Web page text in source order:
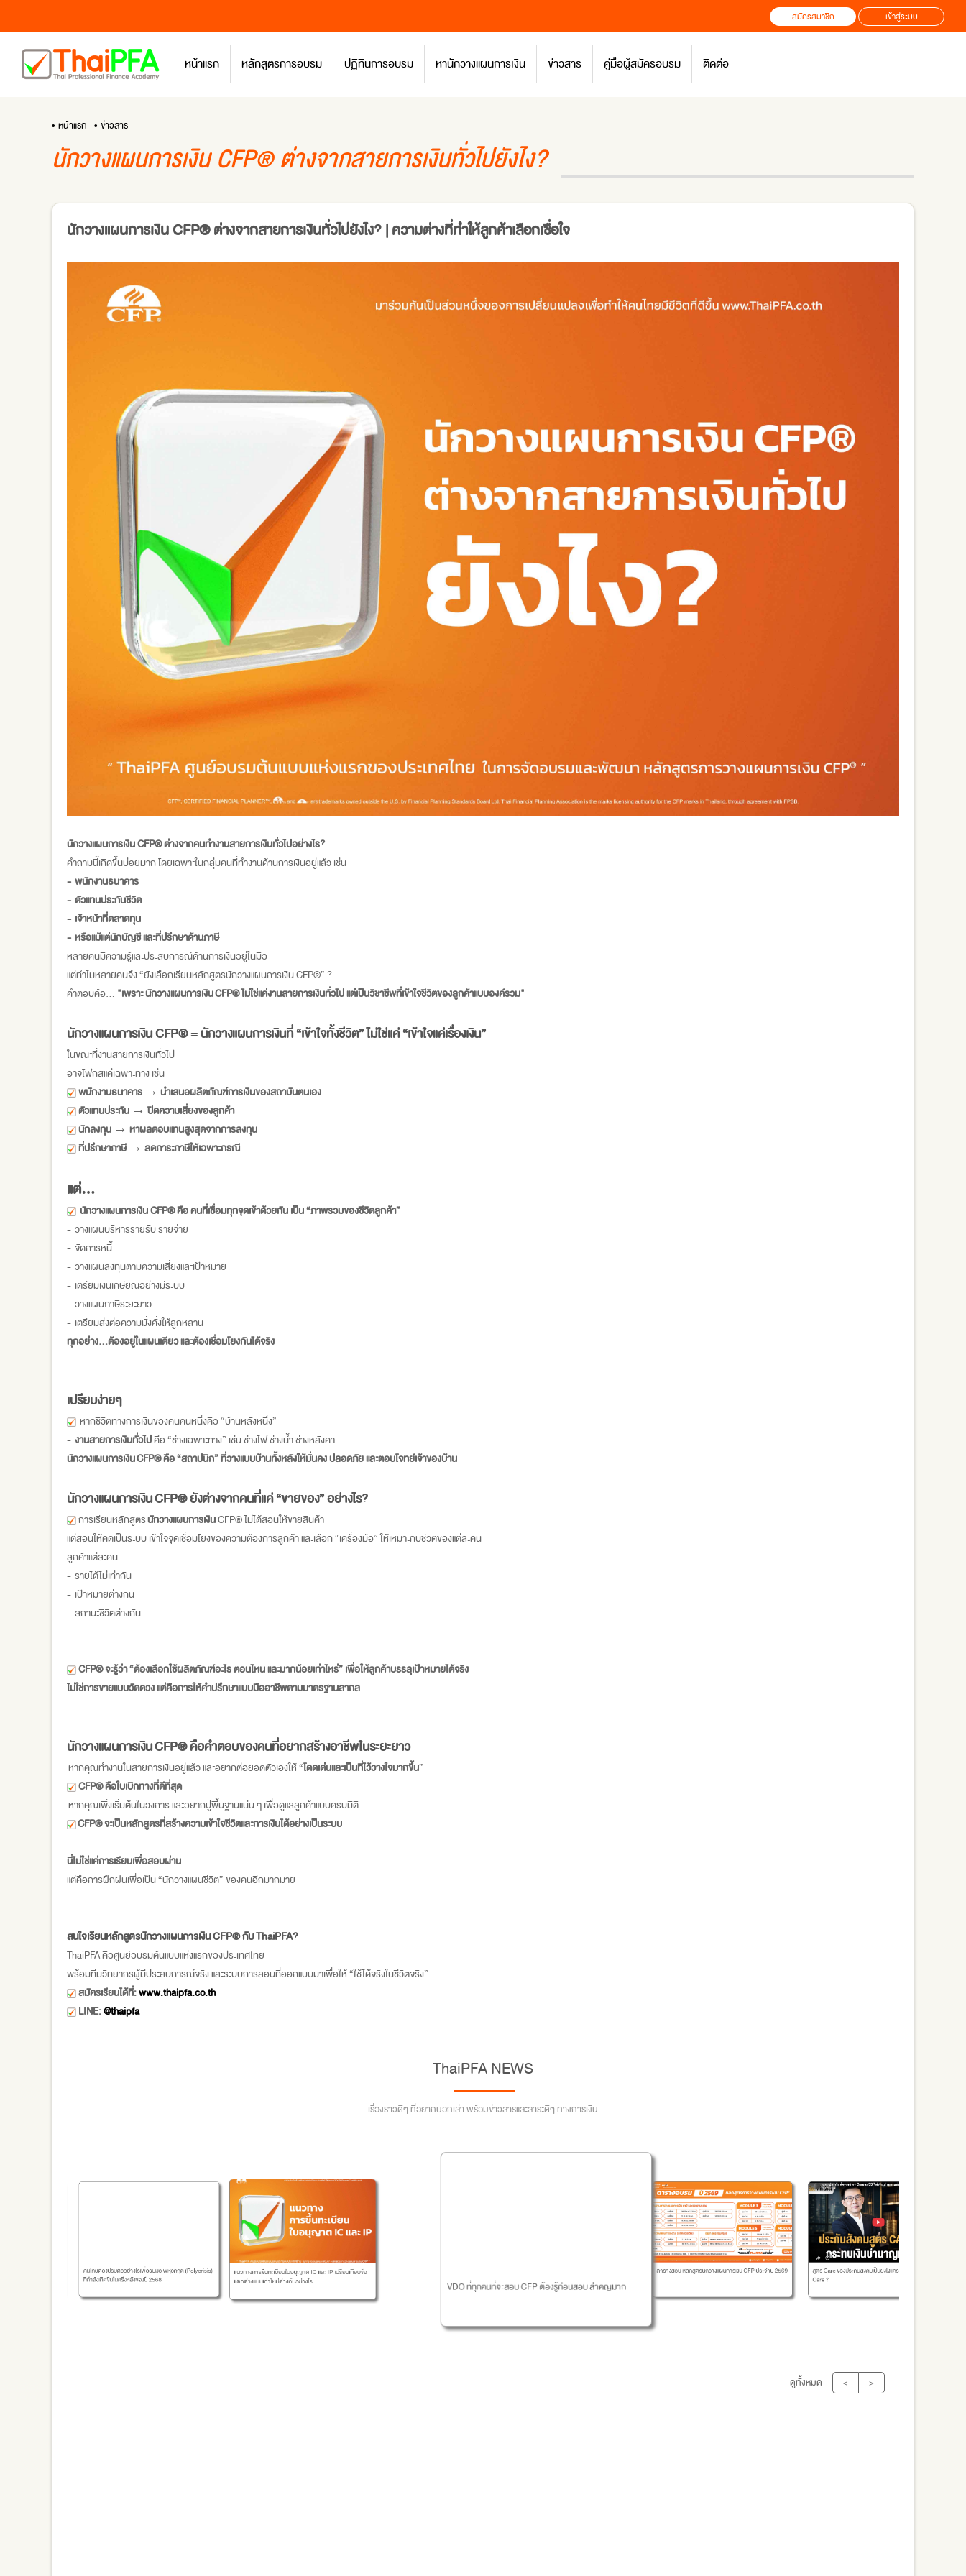
สมัครสมาชิก เข้าสู่ระบบ
หน้าแรก หลักสูตรการอบรม ปฏิทินการอบรม หานักวางแผนการเงิน ข่าวสาร คู่มือผู้สมัครอบรม ติดต่อ
• หน้าแรก • ข่าวสาร
นักวางแผนการเงิน CFP® ต่างจากสายการเงินทั่วไปยังไง?
นักวางแผนการเงิน CFP® ต่างจากสายการเงินทั่วไปยังไง? | ความต่างที่ทำให้ลูกค้าเลือกเชื่อใจ
นักวางแผนการเงิน CFP® ต่างจากคนทำงานสายการเงินทั่วไปอย่างไร?
คำถามนี้เกิดขึ้นบ่อยมาก โดยเฉพาะในกลุ่มคนที่ทำงานด้านการเงินอยู่แล้ว เช่น
- พนักงานธนาคาร
- ตัวแทนประกันชีวิต
- เจ้าหน้าที่ตลาดทุน
- หรือแม้แต่นักบัญชี และที่ปรึกษาด้านภาษี
หลายคนมีความรู้และประสบการณ์ด้านการเงินอยู่ในมือ
แต่ทำไมหลายคนจึง “ยังเลือกเรียนหลักสูตรนักวางแผนการเงิน CFP®” ?
คำตอบคือ… "เพราะนักวางแผนการเงินCFP® ไม่ใช่แค่งานสายการเงินทั่วไป แต่เป็นวิชาชีพที่เข้าใจชีวิตของลูกค้าแบบองค์รวม"
นักวางแผนการเงิน CFP® = นักวางแผนการเงินที่ “เข้าใจทั้งชีวิต” ไม่ใช่แค่ “เข้าใจแค่เรื่องเงิน”
ในขณะที่งานสายการเงินทั่วไป
อาจโฟกัสแค่เฉพาะทาง เช่น
พนักงานธนาคาร → นำเสนอผลิตภัณฑ์การเงินของสถาบันตนเอง
ตัวแทนประกัน → ปิดความเสี่ยงของลูกค้า
นักลงทุน → หาผลตอบแทนสูงสุดจากการลงทุน
ที่ปรึกษาภาษี → ลดภาระภาษีให้เฉพาะกรณี
แต่...
นักวางแผนการเงิน CFP® คือ คนที่เชื่อมทุกจุดเข้าด้วยกัน เป็น “ภาพรวมของชีวิตลูกค้า”
- วางแผนบริหารรายรับ รายจ่าย
- จัดการหนี้
- วางแผนลงทุนตามความเสี่ยงและเป้าหมาย
- เตรียมเงินเกษียณอย่างมีระบบ
- วางแผนภาษีระยะยาว
- เตรียมส่งต่อความมั่งคั่งให้ลูกหลาน
ทุกอย่าง...ต้องอยู่ในแผนเดียว และต้องเชื่อมโยงกันได้จริง
เปรียบง่ายๆ
หากชีวิตทางการเงินของคนคนหนึ่งคือ “บ้านหลังหนึ่ง”
- งานสายการเงินทั่วไปคือ “ช่างเฉพาะทาง” เช่น ช่างไฟ ช่างน้ำ ช่างหลังคา
นักวางแผนการเงินCFP® คือ “สถาปนิก” ที่วางแบบบ้านทั้งหลังให้มั่นคง ปลอดภัย และตอบโจทย์เจ้าของบ้าน
นักวางแผนการเงินCFP® ยังต่างจากคนที่แค่ “ขายของ” อย่างไร?
การเรียนหลักสูตรนักวางแผนการเงินCFP® ไม่ได้สอนให้ขายสินค้า
แต่สอนให้คิดเป็นระบบ เข้าใจจุดเชื่อมโยงของความต้องการลูกค้า และเลือก “เครื่องมือ” ให้เหมาะกับชีวิตของแต่ละคน
ลูกค้าแต่ละคน...
- รายได้ไม่เท่ากัน
- เป้าหมายต่างกัน
- สถานะชีวิตต่างกัน
CFP® จะรู้ว่า “ต้องเลือกใช้ผลิตภัณฑ์อะไร ตอนไหน และมากน้อยเท่าไหร่” เพื่อให้ลูกค้าบรรลุเป้าหมายได้จริง
ไม่ใช่การขายแบบวัดดวง แต่คือการให้คำปรึกษาแบบมืออาชีพตามมาตรฐานสากล
นักวางแผนการเงินCFP® คือคำตอบของคนที่อยากสร้างอาชีพในระยะยาว
หากคุณทำงานในสายการเงินอยู่แล้ว และอยากต่อยอดตัวเองให้ “โดดเด่นและเป็นที่ไว้วางใจมากขึ้น”
CFP® คือใบเบิกทางที่ดีที่สุด
หากคุณเพิ่งเริ่มต้นในวงการ และอยากปูพื้นฐานแน่น ๆ เพื่อดูแลลูกค้าแบบครบมิติ
CFP® จะเป็นหลักสูตรที่สร้างความเข้าใจชีวิตและการเงินได้อย่างเป็นระบบ
นี่ไม่ใช่แค่การเรียนเพื่อสอบผ่าน
แต่คือการฝึกฝนเพื่อเป็น “นักวางแผนชีวิต” ของคนอีกมากมาย
สนใจเรียนหลักสูตรนักวางแผนการเงิน CFP® กับ ThaiPFA?
ThaiPFA คือศูนย์อบรมต้นแบบแห่งแรกของประเทศไทย
พร้อมทีมวิทยากรผู้มีประสบการณ์จริง และระบบการสอนที่ออกแบบมาเพื่อให้ “ใช้ได้จริงในชีวิตจริง”
สมัครเรียนได้ที่:www.thaipfa.co.th
LINE:@thaipfa
ThaiPFA NEWS
เรื่องราวดีๆ ที่อยากบอกเล่า พร้อมข่าวสารและสาระดีๆ ทางการเงิน
คนไทยต้องปรับตัวอย่างไรเพื่อรับมือ พหุวิกฤต (Polycrisis)
ที่กำลังเกิดขึ้นในครึ่งหลังของปี 2568
แนวทางการขึ้นทะเบียนใบอนุญาต IC และ IP เปรียบเทียบข้อ
แตกต่างแบบเก่าใหม่ต่างกันอย่างไร
VDO ที่ทุกคนที่จะสอบ CFP ต้องรู้ก่อนสอบ สำคัญมาก
ตารางสอบ หลักสูตรนักวางแผนการเงิน CFP ประจำปี 2569 สูตร Care ของประกันสังคมเป็นยังไงแคร์จริงๆไหมหรือไม่
ดูทั้งหมด < >